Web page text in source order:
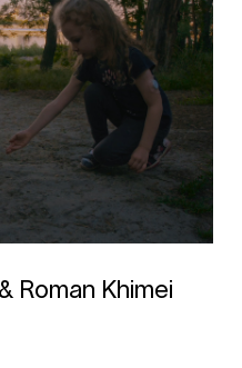
Roman Khimei